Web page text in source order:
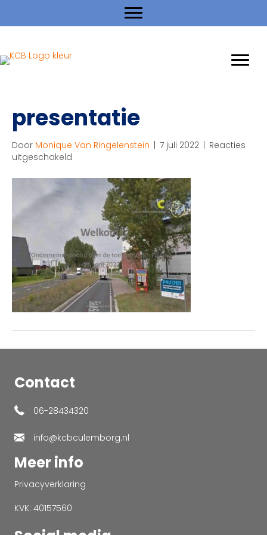
presentatie
Door Monique Van Ringelenstein 7 juli 2022
Reacties
uitgeschakeld
Contact
06-28434320
info@kcbculemborg.nl
Meer info
Privacyverklaring
KVK: 40157560